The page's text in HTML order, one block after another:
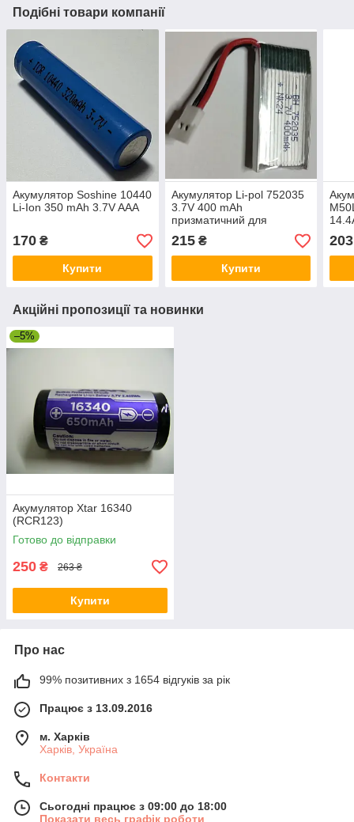
Подібні товари компанії
Акумулятор Soshine 10440
Li-Ion 350 mAh 3.7V AAA
170 ₴
Купити
Акумулятор Li-pol 752035
3.7V 400 mAh
призматичний для
радіокерованих моделей
215₴
Купити
203
Акційні пропозиції та новинки
–5%
Акумулятор Xtar 16340
(RCR123)
Готово до відправки
250 ₴ 263 ₴
Купити
Про нас
99% позитивних з 1654 відгуків за рік
Працює з 13.09.2016
м. Харків
Харків, Україна
Контакти
Сьогодні працює з 09:00 до 18:00
Показати весь графік роботи